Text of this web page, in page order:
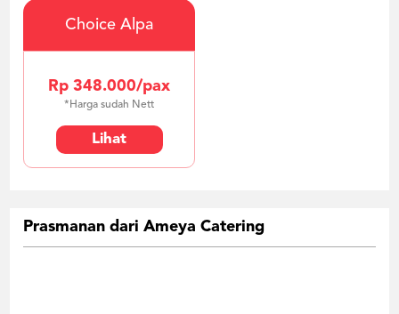
Choice Alpa
Rp 348.000/pax
*Harga sudah Nett
Lihat
Prasmanan dari Ameya Catering